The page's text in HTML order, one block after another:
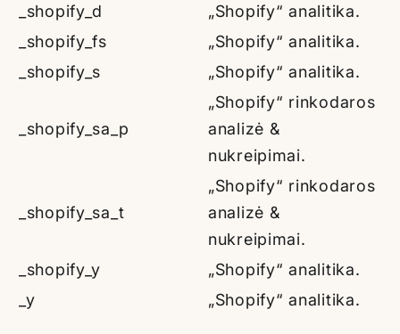
_shopify_d
„Shopify“ analitika.
_shopify_fs
„Shopify“ analitika.
_shopify_s
„Shopify“ analitika.
_shopify_sa_p
„Shopify“ rinkodaros
analizė &
nukreipimai.
_shopify_sa_t
„Shopify“ rinkodaros
analizė &
nukreipimai.
_shopify_y
„Shopify“ analitika.
_y
„Shopify“ analitika.